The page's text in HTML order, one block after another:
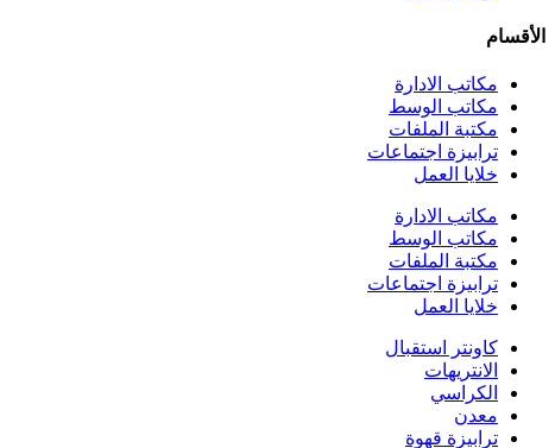
الأقسام
مكاتب الادارة
مكاتب الوسط
مكتبة الملفات
ترابيزة اجتماعات
خلايا العمل
مكاتب الادارة
مكاتب الوسط
مكتبة الملفات
ترابيزة اجتماعات
خلايا العمل
كاونتر استقبال
الانتريهات
الكراسي
معدن
ترابيزة قهوة